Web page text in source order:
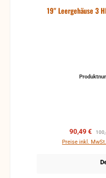
19" Leergehäuse 3
90,49 €
Preise inkl.